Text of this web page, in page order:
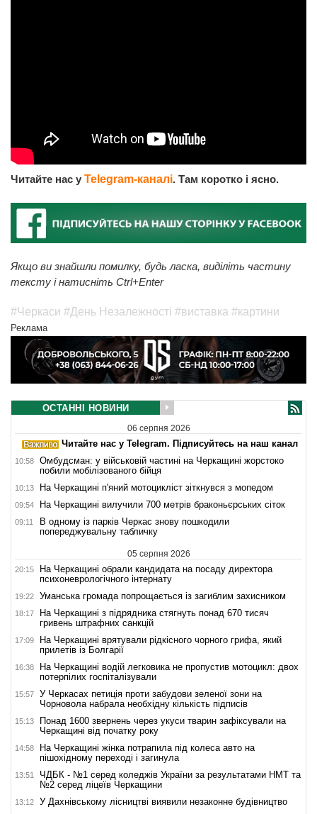
Читайте нас у Telegram-каналі. Там коротко і ясно.
Якщо ви знайшли помилку, будь ласка, виділіть частину
тексту і натисніть Ctrl+Enter
#Черкаси #День Незалежності #виставка #картини
Реклама
ОСТАННІ НОВИНИ
06 серпня 2026
Читайте нас у Telegram. Підписуйтесь на наш канал
10:58
Омбудсман: у військовій частині на Черкащині жорстоко
побили мобілізованого бійця
10:13 На Черкащині п'яний мотоцикліст зіткнувся з мопедом
09:54 На Черкащині вилучили 700 метрів браконьєрських сіток
09:11
В одному із парків Черкас знову пошкодили
попереджувальну табличку
05 серпня 2026
20:15
На Черкащині обрали кандидата на посаду директора
психоневрологічного інтернату
19:22 Уманська громада попрощається із загиблим захисником
18:17
На Черкащині з підрядника стягнуть понад 670 тисяч
гривень штрафних санкцій
17:09
На Черкащині врятували рідкісного чорного грифа, який
прилетів із Болгарії
16:38
На Черкащині водій легковика не пропустив мотоцикл: двох
потерпілих госпіталізували
15:57
У Черкасах петиція проти забудови зеленої зони на
Чорновола набрала необхідну кількість підписів
15:13
Понад 1600 звернень через укуси тварин зафіксували на
Черкащині від початку року
14:58
На Черкащині жінка потрапила під колеса авто на
пішохідному переході і загинула
13:51
ЧДБК - №1 серед коледжів України за результатами НМТ та
№2 серед ліцеїв Черкащини
13:12
У Дахнівському лісництві виявили незаконне будівництво